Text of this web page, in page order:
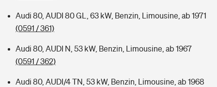
Audi 80, AUDI 80 GL, 63 kW, Benzin, Limousine, ab 1971
(0591 / 361)
Audi 80, AUDI N, 53 kW, Benzin, Limousine, ab 1967
(0591 / 362)
Audi 80, AUDI/4 TN, 53 kW, Benzin, Limousine, ab 1968